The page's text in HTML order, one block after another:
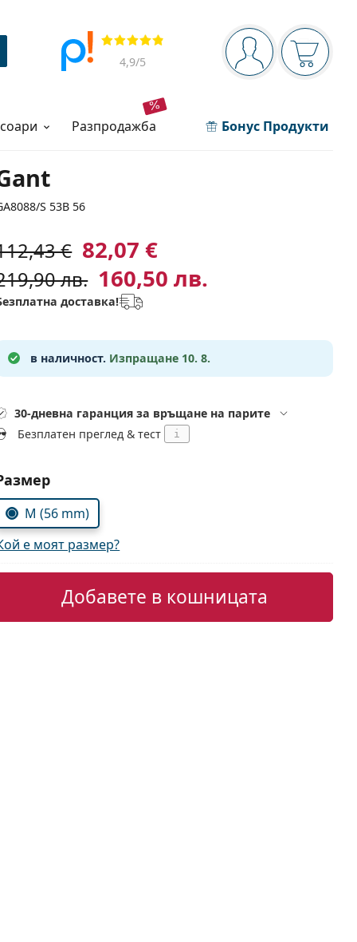
Navigation panel
Вие сте вписани
Прегледи
4,9/5
разпродажба Бонус Продукти
S 53B 56
€ 82,07 €
лв. 160,50 лв.
доставка!
в наличност. Изпращане 10. 8.
30-дневна гаранция за връщане на парите
Безплатен преглед & тест
i
параметри
M (56 mm)
е моят размер?
Добавете в кошницата